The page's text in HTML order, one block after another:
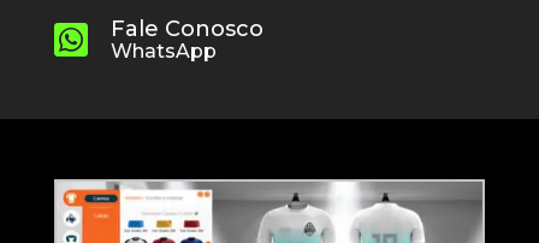
 Fale Conosco
WhatsApp